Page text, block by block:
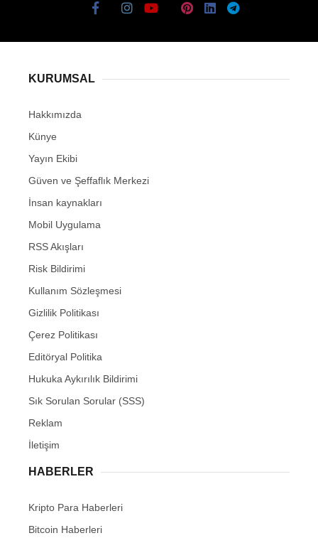
KURUMSAL
Hakkımızda
Künye
Yayın Ekibi
Güven ve Şeffaflık Merkezi
İnsan kaynakları
Mobil Uygulama
RSS Akışları
Risk Bildirimi
Kullanım Sözleşmesi
Gizlilik Politikası
Çerez Politikası
Editöryal Politika
Hukuka Aykırılık Bildirimi
Sık Sorulan Sorular (SSS)
Reklam
İletişim
HABERLER
Kripto Para Haberleri
Bitcoin Haberleri